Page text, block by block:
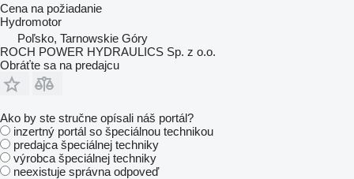
Cena na požiadanie
Hydromotor
Poľsko, Tarnowskie Góry
ROCH POWER HYDRAULICS Sp. z o.o.
Obráťte sa na predajcu
Ako by ste stručne opísali náš portál?
inzertný portál so špeciálnou technikou
predajca špeciálnej techniky
výrobca špeciálnej techniky
neexistuje správna odpoveď